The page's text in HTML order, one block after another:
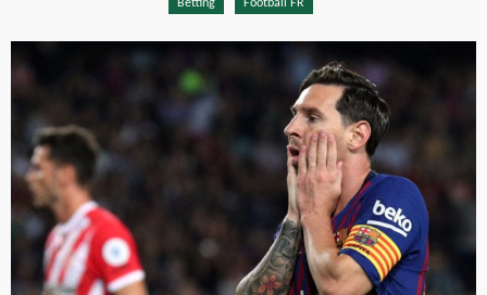
Betting Football FR